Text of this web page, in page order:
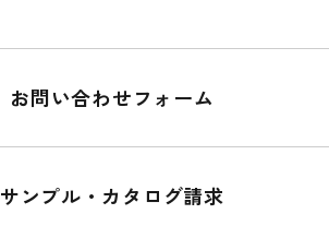
お問い合わせフォーム
サンプル・カタログ請求